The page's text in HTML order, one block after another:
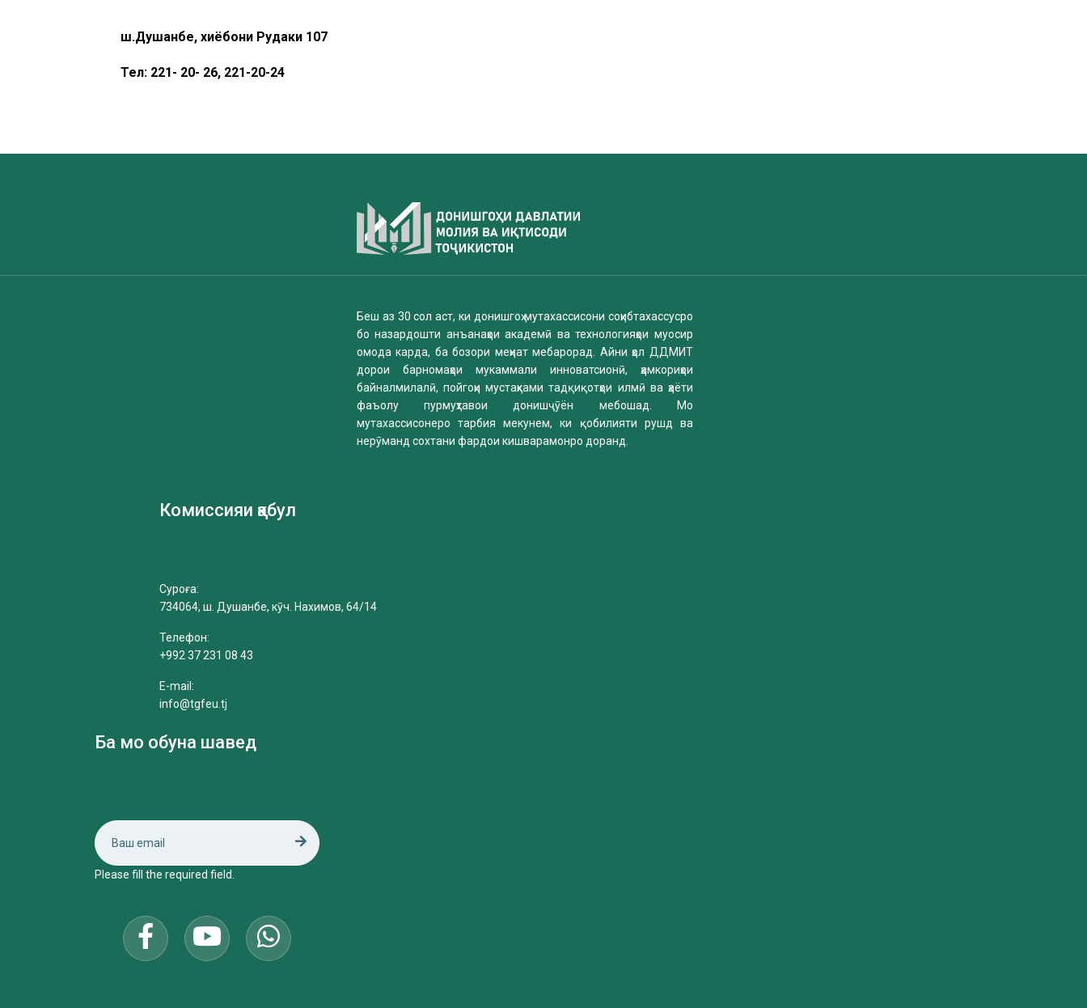
ш.Душанбе, хиёбони Рудаки 107
Тел: 221- 20- 26, 221-20-24
Беш аз 30 сол аст, ки донишгоҳ мутахассисони соҳибтахассусро
бо назардошти анъанаҳои академӣ ва технологияҳои муосир
омода карда, ба бозори меҳнат мебарорад. Айни ҳол ДДМИТ
дорои барномаҳои мукаммали инноватсионӣ, ҳамкориҳои
байналмилалӣ, пойгоҳи мустаҳками тадқиқотҳои илмӣ ва ҳаёти
фаъолу пурмуҳтавои донишҷӯён мебошад. Мо
мутахассисонеро тарбия мекунем, ки қобилияти рушд ва
нерӯманд сохтани фардои кишварамонро доранд.
Комиссияи қабул
Суроға:
734064, ш. Душанбе, кӯч. Нахимов, 64/14
Телефон:
+992 37 231 08 43
E-mail:
info@tgfeu.tj
Ба мо обуна шавед
Please fill the required field.